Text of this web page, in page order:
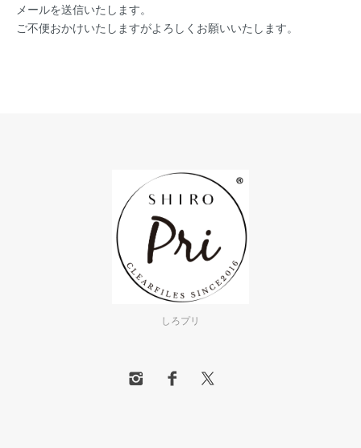
メールを送信いたします。
ご不便おかけいたしますがよろしくお願いいたします。
しろプリ